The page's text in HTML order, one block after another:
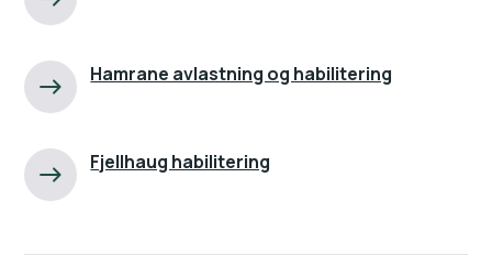
Hamrane avlastning og habilitering
Fjellhaug habilitering